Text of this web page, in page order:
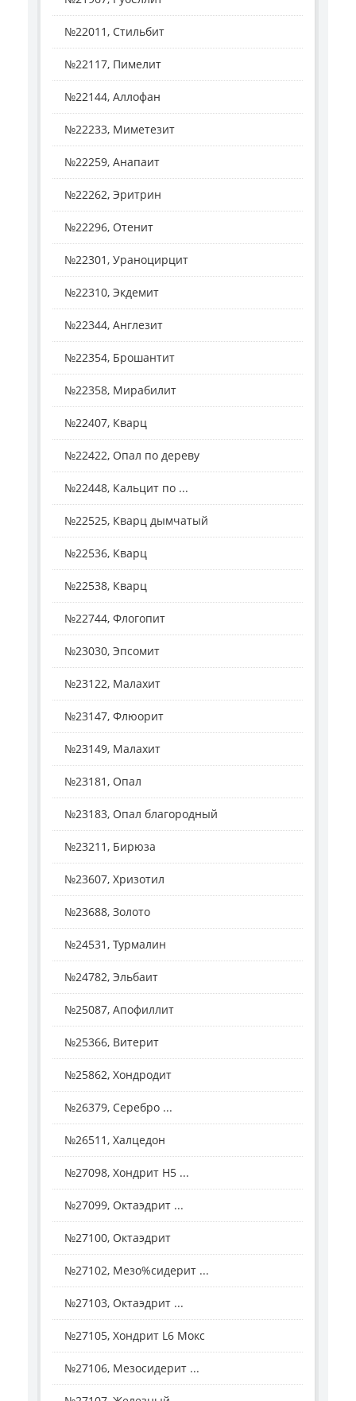
№22011, Стильбит
№22117, Пимелит
№22144, Аллофан
№22233, Миметезит
№22259, Анапаит
№22262, Эритрин
№22296, Отенит
№22301, Ураноцирцит
№22310, Экдемит
№22344, Англезит
№22354, Брошантит
№22358, Мирабилит
№22407, Кварц
№22422, Опал по дереву
№22448, Кальцит по ...
№22525, Кварц дымчатый
№22536, Кварц
№22538, Кварц
№22744, Флогопит
№23030, Эпсомит
№23122, Малахит
№23147, Флюорит
№23149, Малахит
№23181, Опал
№23183, Опал благородный
№23211, Бирюза
№23607, Хризотил
№23688, Золото
№24531, Турмалин
№24782, Эльбаит
№25087, Апофиллит
№25366, Витерит
№25862, Хондродит
№26379, Серебро ...
№26511, Халцедон
№27098, Хондрит H5 ...
№27099, Октаэдрит ...
№27100, Октаэдрит
№27102, Мезо%сидерит ...
№27103, Октаэдрит ...
№27105, Хондрит L6 Мокс
№27106, Мезосидерит ...